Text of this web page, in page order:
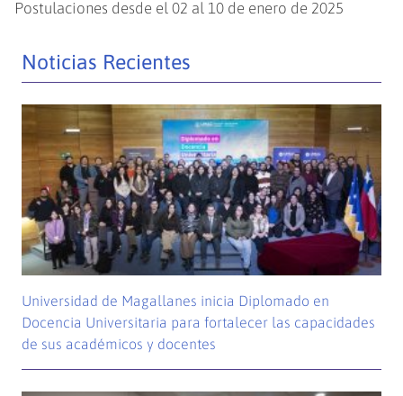
Postulaciones desde el 02 al 10 de enero de 2025
Noticias Recientes
Universidad de Magallanes inicia Diplomado en
Docencia Universitaria para fortalecer las capacidades
de sus académicos y docentes